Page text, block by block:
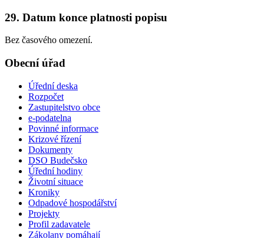
29. Datum konce platnosti popisu
Bez časového omezení.
Obecní úřad
Úřední deska
Rozpočet
Zastupitelstvo obce
e-podatelna
Povinné informace
Krizové řízení
Dokumenty
DSO Budečsko
Úřední hodiny
Životní situace
Kroniky
Odpadové hospodářství
Projekty
Profil zadavatele
Zákolany pomáhají